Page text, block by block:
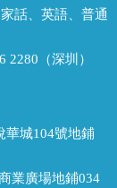
話、英語、普通
2280（深圳）
華城104號地鋪
業廣場地鋪034